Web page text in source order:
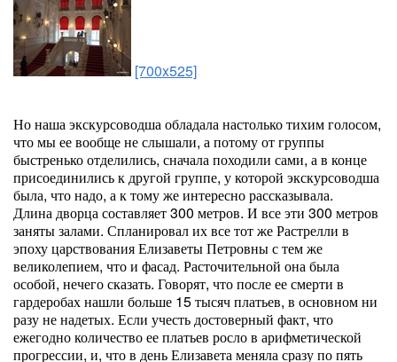
[700x525]
Но наша экскурсоводша обладала настолько тихим голосом,
что мы ее вообще не слышали, а потому от группы
быстренько отделились, сначала походили сами, а в конце
присоединились к другой группе, у которой экскурсоводша
была, что надо, а к тому же интересно рассказывала.
Длина дворца составляет 300 метров. И все эти 300 метров
заняты залами. Спланировал их все тот же Растрелли в
эпоху царствования Елизаветы Петровны с тем же
великолепием, что и фасад. Расточительной она была
особой, нечего сказать. Говорят, что после ее смерти в
гардеробах нашли больше 15 тысяч платьев, в основном ни
разу не надетых. Если учесть достоверный факт, что
ежегодно количество ее платьев росло в арифметической
прогрессии, и, что в день Елизавета меняла сразу по пять